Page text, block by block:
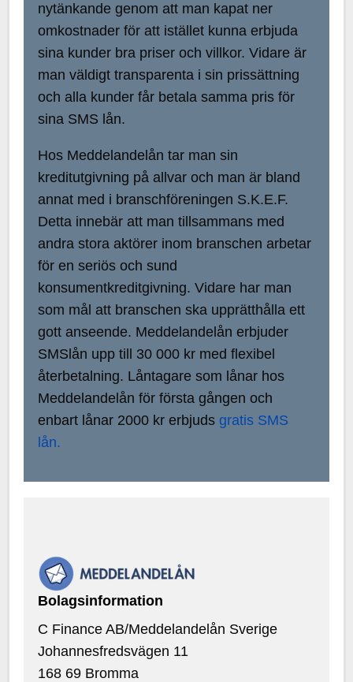
nytänkande genom att man kapat ner
omkostnader för att istället kunna erbjuda
sina kunder bra priser och villkor. Vidare är
man väldigt transparenta i sin prissättning
och alla kunder får betala samma pris för
sina SMS lån.
Hos Meddelandelån tar man sin
kreditutgivning på allvar och man är bland
annat med i branschföreningen S.K.E.F.
Detta innebär att man tillsammans med
andra stora aktörer inom branschen arbetar
för en seriös och sund
konsumentkreditgivning. Vidare har man
som mål att branschen ska upprätthålla ett
gott anseende. Meddelandelån erbjuder
SMSlån upp till 30 000 kr med flexibel
återbetalning. Låntagare som lånar hos
Meddelandelån för första gången och
enbart lånar 2000 kr erbjudsgratis SMS
lån.
Bolagsinformation
C Finance AB/Meddelandelån Sverige
Johannesfredsvägen 11
168 69 Bromma